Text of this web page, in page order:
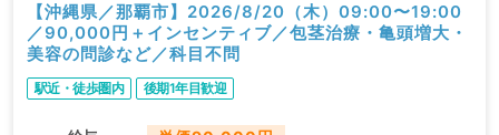
【沖縄県／那覇市】2026/8/20（木）09:00〜19:00
／90,000円＋インセンティブ／包茎治療・亀頭増大・
美容の問診など／科目不問
駅近・徒歩圏内 後期1年目歓迎